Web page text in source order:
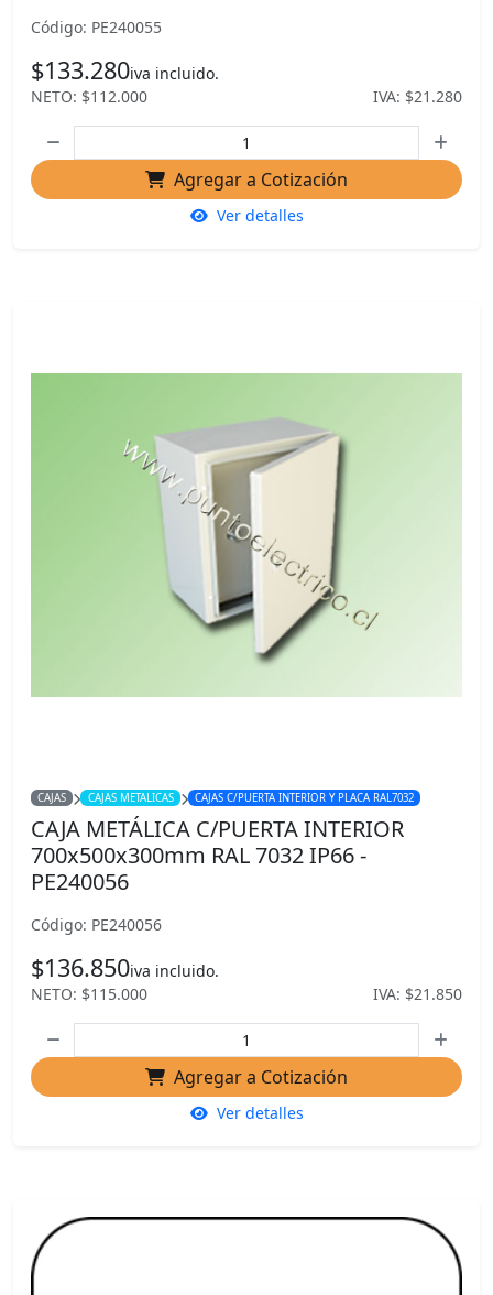
Código: PE240055
$133.280iva incluido.
NETO: $112.000
IVA: $21.280
Agregar a Cotización
Ver detalles
CAJAS CAJAS METALICAS CAJAS C/PUERTA INTERIOR Y PLACA RAL7032
CAJA METÁLICA C/PUERTA INTERIOR
700x500x300mm RAL 7032 IP66 -
PE240056
Código: PE240056
$136.850iva incluido.
NETO: $115.000
IVA: $21.850
Agregar a Cotización
Ver detalles